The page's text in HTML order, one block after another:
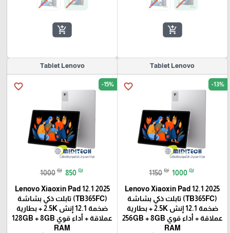
add_shopping_cart
add_shopping_cart
Tablet Lenovo
favorite_border -13%
1150 ₪ 1000 ₪
Lenovo Xiaoxin Pad 12.1 2025
(TB365FC) تابلت ذكي بشاشة
ضخمة 12.1 إنش 2.5K + بطارية
عملاقة + أداء قوي 256GB + 8GB
RAM
Tablet Lenovo
favorite_border -15%
1000 ₪ 850 ₪
Lenovo Xiaoxin Pad 12.1 2025
(TB365FC) تابلت ذكي بشاشة
ضخمة 12.1 إنش 2.5K + بطارية
عملاقة + أداء قوي 128GB + 8GB
RAM